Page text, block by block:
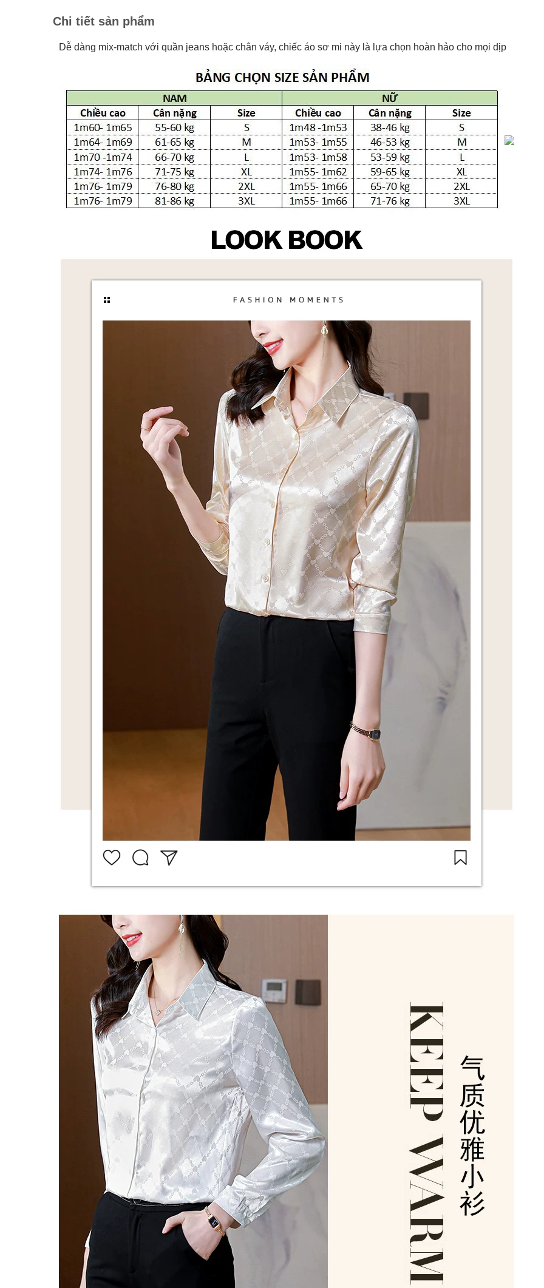
Chi tiết sản phẩm
Dễ dàng mix-match với quần jeans hoặc chân váy, chiếc áo sơ mi này là lựa chọn hoàn hảo cho mọi dịp